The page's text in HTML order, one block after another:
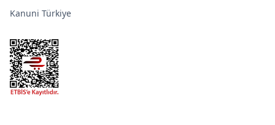
Kanuni Türkiye